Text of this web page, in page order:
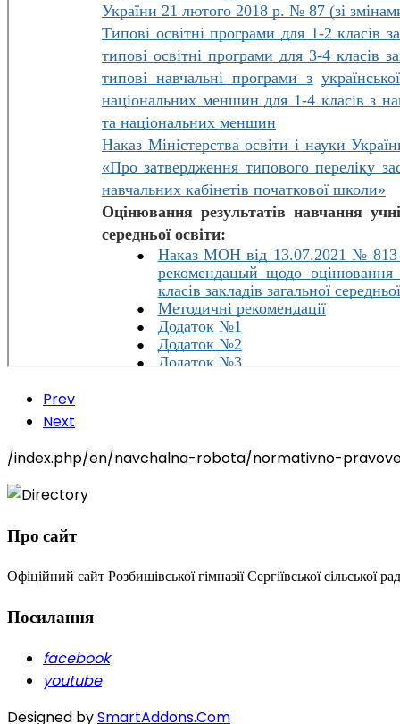
Prev
Next
/index.php/en/navchalna-robota/normativno-
Про сайт
Офіційний сайт Розбишівської гімназії Сергіївської сільської
Посилання
facebook
youtube
Designed bySmartAddons.Com